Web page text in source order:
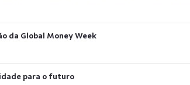
da Global Money Week
para o futuro